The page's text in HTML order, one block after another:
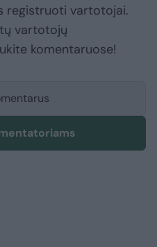
registruoti vartotojai.
vartotojų
komentaruose!